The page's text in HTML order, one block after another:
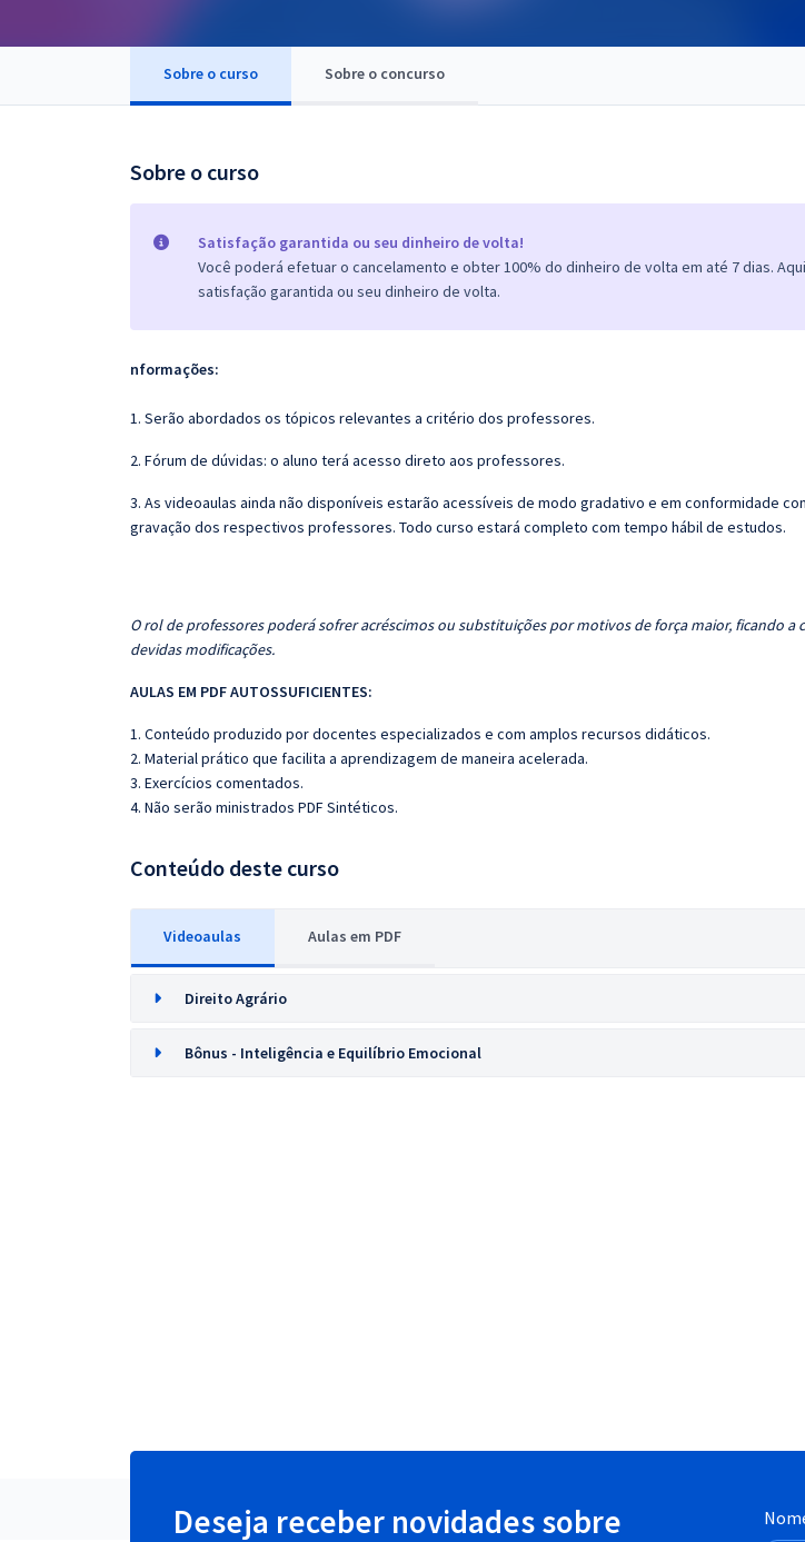
Sobre o curso Sobre o concurso
Sobre o curso
Satisfação garantida ou seu dinheiro de volta!
Você poderá efetuar o cancelamento e obter 100% do dinheiro de volta em até 7 dias.
satisfação garantida ou seu dinheiro de volta.
nformações:
1. Serão abordados os tópicos relevantes a critério dos professores.
2. Fórum de dúvidas: o aluno terá acesso direto aos professores.
3. As videoaulas ainda não disponíveis estarão acessíveis de modo gradativo e em conformidade
gravação dos respectivos professores. Todo curso estará completo com tempo hábil de estudos.
O rol de professores poderá sofrer acréscimos ou substituições por motivos de força maior, ficando a
devidas modificações.
AULAS EM PDF AUTOSSUFICIENTES:
1. Conteúdo produzido por docentes especializados e com amplos recursos didáticos.
2. Material prático que facilita a aprendizagem de maneira acelerada.
3. Exercícios comentados.
4. Não serão ministrados PDF Sintéticos.
Conteúdo deste curso
Videoaulas Aulas em PDF
Direito Agrário
Bônus - Inteligência e Equilíbrio Emocional
Deseja receber novidades sobre